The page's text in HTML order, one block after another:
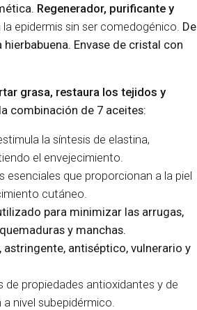
Regenerador, purificante y
la epidermis sin ser comedogénico. De
Envase de cristal con
grasa, restaura los tejidos y
combinación de 7 aceites:
la síntesis de elastina,
el envejecimiento.
que proporcionan a la piel
cutáneo.
para minimizar las arrugas,
y manchas.
antiséptico, vulnerario y
propiedades antioxidantes y de
nivel subepidérmico.